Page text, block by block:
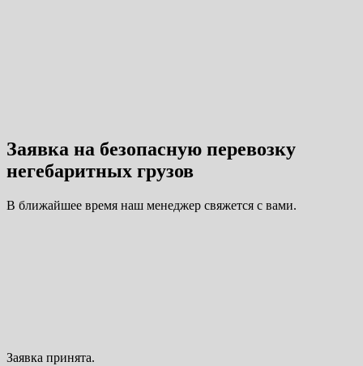
Заявка на безопасную перевозку
негебаритных грузов
В ближайшее время наш менеджер свяжется с вами.
Заявка принята.